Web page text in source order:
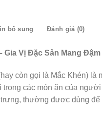
bổ sung Đánh giá (0)
Gia Vị Đặc Sản Mang
còn gọi là Mắc Khén) là
trong các món ăn của
thường được dùng